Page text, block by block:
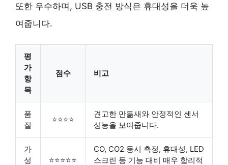
또한 우수하며, USB 충전 방식은 휴대성을 더욱 높
여줍니다.
평
가
항
목
점수 비고
품
질
⭐⭐⭐⭐
견고한 만듦새와 안정적인 센서
성능을 보여줍니다.
가
성
⭐⭐⭐⭐⭐
CO, CO2 동시 측정, 휴대성, LED
스크린 등 기능 대비 매우 합리적